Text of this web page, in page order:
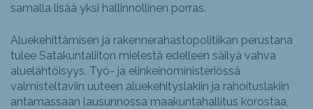
samalla lisää yksi hallinnollinen porras.
Aluekehittämisen ja rakennerahastopolitiikan perustana
tulee Satakuntaliiton mielestä edelleen säilyä vahva
aluelähtöisyys. Työ- ja elinkeinoministeriössä
valmisteltaviin uuteen aluekehityslakiin ja rahoituslakiin
antamassaan lausunnossa maakuntahallitus korostaa,